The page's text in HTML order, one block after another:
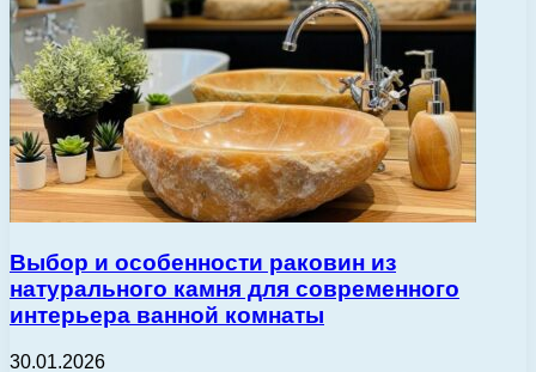
Выбор и особенности раковин из
натурального камня для современного
интерьера ванной комнаты
30.01.2026